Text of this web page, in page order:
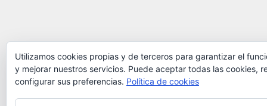
Utilizamos cookies propias y de terceros para garantizar el
y mejorar nuestros servicios. Puede aceptar todas las cookies,
configurar sus preferencias. Política de cookies